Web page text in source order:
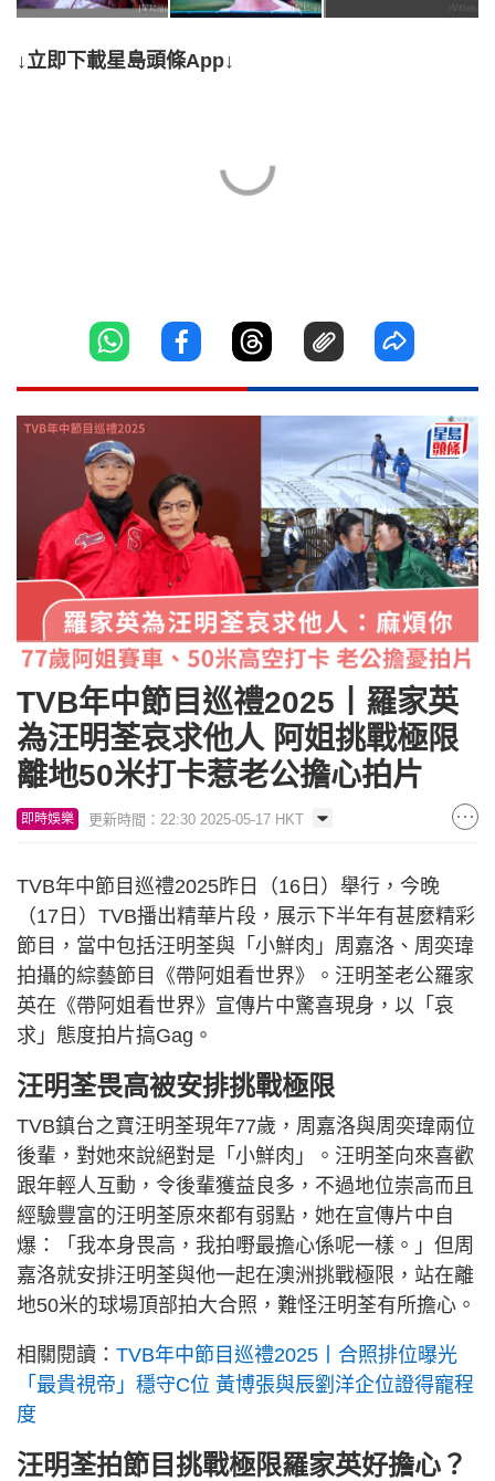
↓立即下載星島頭條App↓
TVB年中節目巡禮2025丨羅家英
為汪明荃哀求他人 阿姐挑戰極限
離地50米打卡惹老公擔心拍片
即時娛樂 更新時間：22:30 2025-05-17 HKT
TVB年中節目巡禮2025昨日（16日）舉行，今晚
（17日）TVB播出精華片段，展示下半年有甚麼精彩
節目，當中包括汪明荃與「小鮮肉」周嘉洛、周奕瑋
拍攝的綜藝節目《帶阿姐看世界》。汪明荃老公羅家
英在《帶阿姐看世界》宣傳片中驚喜現身，以「哀
求」態度拍片搞Gag。
汪明荃畏高被安排挑戰極限
TVB鎮台之寶汪明荃現年77歲，周嘉洛與周奕瑋兩位
後輩，對她來說絕對是「小鮮肉」。汪明荃向來喜歡
跟年輕人互動，令後輩獲益良多，不過地位崇高而且
經驗豐富的汪明荃原來都有弱點，她在宣傳片中自
爆：「我本身畏高，我拍嘢最擔心係呢一樣。」但周
嘉洛就安排汪明荃與他一起在澳洲挑戰極限，站在離
地50米的球場頂部拍大合照，難怪汪明荃有所擔心。
相關閱讀： TVB年中節目巡禮2025丨合照排位曝光
「最貴視帝」穩守C位 黃博張與辰劉洋企位證得寵程
度
汪明荃拍節目挑戰極限羅家英好擔心？